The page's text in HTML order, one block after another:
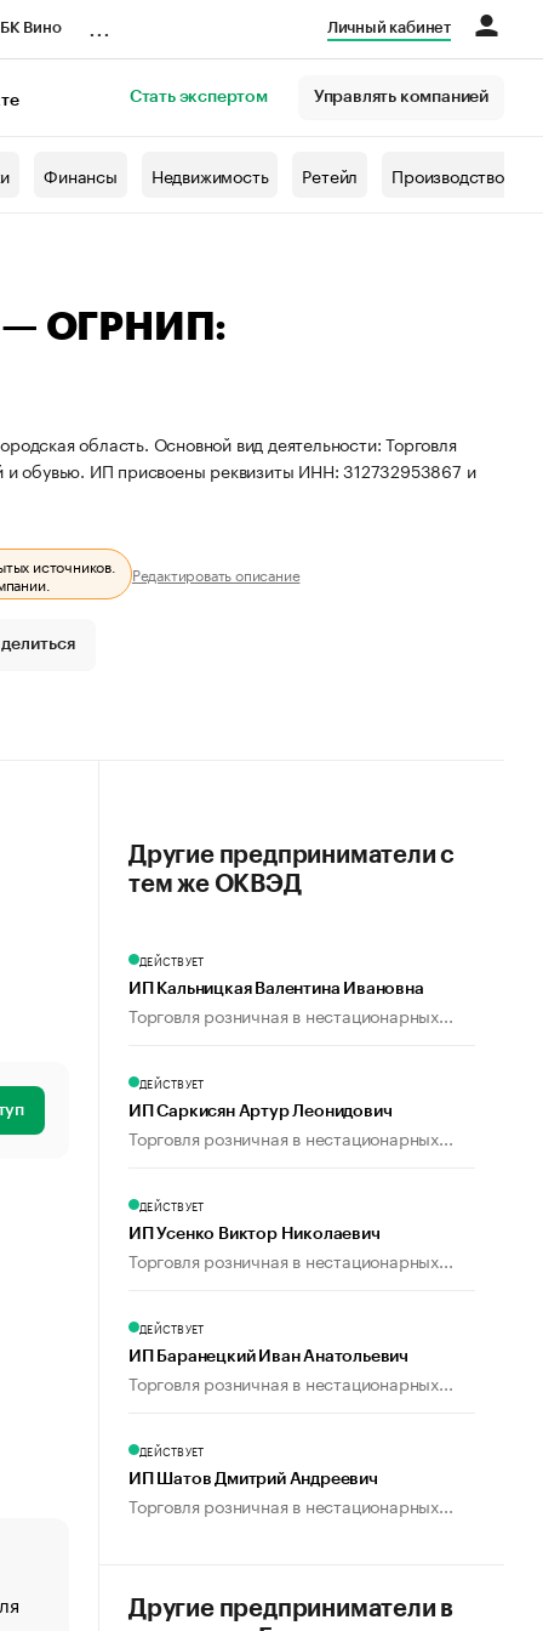
Вино Личный кабинет
Стать экспертом Управлять компанией
Финансы Недвижимость Ретейл Производство
— ОГРНИП:
область. Основной вид деятельности: Торговля
и обувью. ИП присвоены реквизиты ИНН: 312732953867 и
источников. Редактировать описание
«От спорта тело стареет иначе». Как живет глава
Другие предприниматели с
тем же ОКВЭД
ДЕЙСТВУЕТ
ИП Кальницкая Валентина Ивановна
Торговля розничная в нестационарных...
ДЕЙСТВУЕТ
ИП Саркисян Артур Леонидович
Торговля розничная в нестационарных...
ДЕЙСТВУЕТ
ИП Усенко Виктор Николаевич
Торговля розничная в нестационарных...
ДЕЙСТВУЕТ
ИП Баранецкий Иван Анатольевич
Торговля розничная в нестационарных...
ДЕЙСТВУЕТ
ИП Шатов Дмитрий Андреевич
Торговля розничная в нестационарных...
Другие предприниматели в